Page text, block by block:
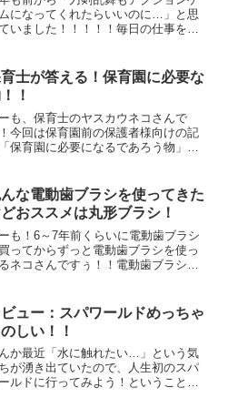
になってくれたらいいのに…」と思
いました！！！！！毎日の仕事を終
いるとトレンドに「刀剣乱舞無双」
！えｗｗｗ刀...
士が答える！保育園に必要な
！
も、保育士のヤスカウネコさんで
今回は保育園前の保護者様向けの記
保育園に必要になるであろう物」を
まんとありますからね…参考にして
だけたらと思います♪...
な電動歯ブラシを使ってきた
おススメは丸形ブラシ！
も！6～7年前くらいに電動歯ブラシ
ってからずっと電動歯ブラシを使っ
ネコさんですぅ！！電動歯ブラシを
ばいいなーということで書きました
！磨いた感が欲しい...
ビュー：スパワールドめっちゃ
しい！！
か最近「水に触れたい…」という気
が湧き出ていたので、人生初のスパ
ルドに行ってみよう！ということで